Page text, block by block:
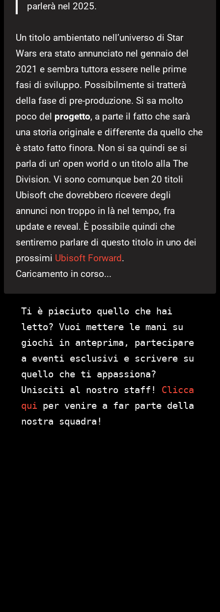
parlerà nel 2025.
Un titolo ambientato nell’universo di Star
Wars era stato annunciato nel gennaio del
2021 e sembra tuttora essere nelle prime
fasi di sviluppo. Possibilmente si tratterà
della fase di pre-produzione. Si sa molto
poco del progetto, a parte il fatto che sarà
una storia originale e differente da quello che
è stato fatto finora. Non si sa quindi se si
parla di un’ open world o un titolo alla The
Division. Vi sono comunque ben 20 titoli
Ubisoft che dovrebbero ricevere degli
annunci non troppo in là nel tempo, fra
update e reveal. È possibile quindi che
sentiremo parlare di questo titolo in uno dei
prossimi Ubisoft Forward.
Caricamento in corso...
Ti è piaciuto quello che hai
letto? Vuoi mettere le mani su
giochi in anteprima, partecipare
a eventi esclusivi e scrivere su
quello che ti appassiona?
Unisciti al nostro staff! Clicca
qui per venire a far parte della
nostra squadra!